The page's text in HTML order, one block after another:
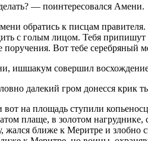
— поинтересовался Амени.
обратись к писцам
с голым лицом. Тебя
Вот тебе серебряный
ишшакум совершил восхождение
далекий гром донесся крик
вот на площадь ступили
плаще, в золотом
жался ближе к Меритре и злобно